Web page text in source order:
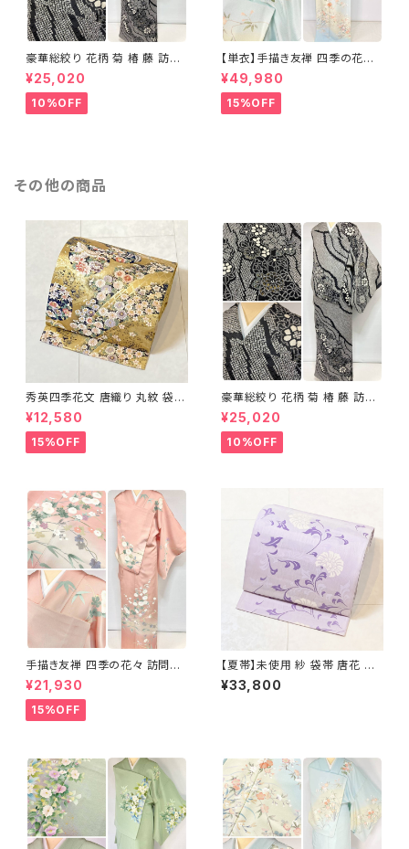
豪華総絞り 花柄 菊 椿 藤 訪問
着 鹿の子絞り ラメ 正絹 黒 白
グレー 1435
¥25,020
10%OFF
【単衣】手描き友禅 四季の花々
正絹 訪問着 水色 黄緑 白 パス
テルカラー 1431
¥49,980
15%OFF
その他の商品
秀英四季花文 唐織り 丸紋 袋帯
正絹 金糸 ゴールド 紺 ピンク 7
05
¥12,580
15%OFF
豪華総絞り 花柄 菊 椿 藤 訪問
着 鹿の子絞り ラメ 正絹 黒 白
グレー 1435
¥25,020
10%OFF
手描き友禅 四季の花々 訪問着
袷 正絹 サーモンピンク クリー
ム 白 桃花色 1434
¥21,930
15%OFF
【夏帯】未使用 紗 袋帯 唐花 正
絹 紫 白 淡藤色 729
¥33,800